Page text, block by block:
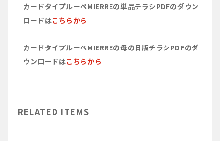
カードタイプルーペMIERREの単品チラシPDFのダウン
ロードはこちらから
カードタイプルーペMIERREの母の日版チラシPDFのダ
ウンロードはこちらから
RELATED ITEMS